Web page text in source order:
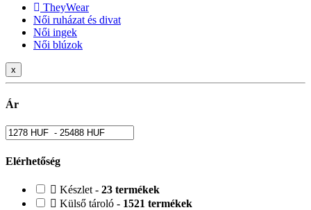
TheyWear
Női ruházat és divat
Női ingek
Női blúzok
x
Ár
Elérhetőség
Készlet - 23 termékek
Külső tároló - 1521 termékek